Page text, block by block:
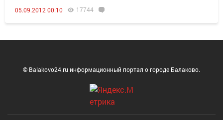
05.09.2012 00:10 17744
© Balakovo24.ru информационный портал о городе Балаково.